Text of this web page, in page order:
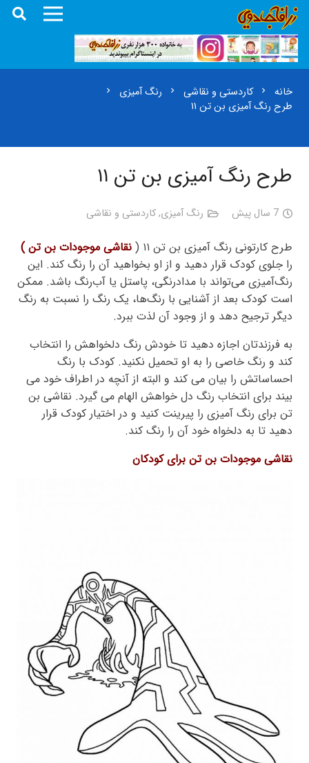
خانه chevron_right کاردستی و نقاشی chevron_right رنگ آمیزی chevron_right
طرح رنگ آمیزی بن تن ۱۱
طرح رنگ آمیزی بن تن ۱۱
7 سال پیش رنگ آمیزی,کاردستی و نقاشی
طرح کارتونی رنگ آمیزی بن تن ۱۱ (
نقاشی موجودات بن تن )
را جلوی کودک قرار دهید و از او بخواهید آن را رنگ کند. این
رنگ‌آمیزی می‌تواند با مدادرنگی، پاستل یا آب‌رنگ باشد. ممکن
است کودک بعد از آشنایی با رنگ‌ها، یک رنگ را نسبت به رنگ
دیگر ترجیح دهد و از وجود آن لذت ببرد.
به فرزندتان اجازه دهید تا خودش رنگ دلخواهش را انتخاب
کند و رنگ خاصی را به او تحمیل نکنید. کودک با رنگ
احساساتش را بیان می کند و البته از آنچه در اطراف خود می
بیند برای انتخاب رنگ دل خواهش الهام می گیرد. نقاشی بن
تن برای رنگ آمیزی را پیرینت کنید و در اختیار کودک قرار
دهید تا به دلخواه خود آن را رنگ کند.
نقاشی موجودات بن تن برای کودکان